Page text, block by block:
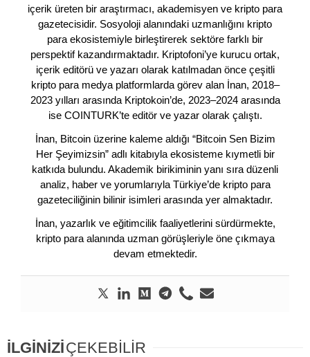
içerik üreten bir araştırmacı, akademisyen ve kripto para
gazetecisidir. Sosyoloji alanındaki uzmanlığını kripto
para ekosistemiyle birleştirerek sektöre farklı bir
perspektif kazandırmaktadır. Kriptofoni’ye kurucu ortak,
içerik editörü ve yazarı olarak katılmadan önce çeşitli
kripto para medya platformlarda görev alan İnan, 2018–
2023 yılları arasında Kriptokoin’de, 2023–2024 arasında
ise COINTURK’te editör ve yazar olarak çalıştı.
İnan, Bitcoin üzerine kaleme aldığı “Bitcoin Sen Bizim
Her Şeyimizsin” adlı kitabıyla ekosisteme kıymetli bir
katkıda bulundu. Akademik birikiminin yanı sıra düzenli
analiz, haber ve yorumlarıyla Türkiye’de kripto para
gazeteciliğinin bilinir isimleri arasında yer almaktadır.
İnan, yazarlık ve eğitimcilik faaliyetlerini sürdürmekte,
kripto para alanında uzman görüşleriyle öne çıkmaya
devam etmektedir.
İLGİNİZİÇEKEBİLİR